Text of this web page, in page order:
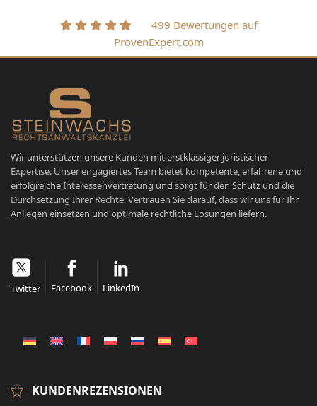
499 Bewertungen auf
ProvenExpert.com
Wir unterstützen unsere Kunden mit erstklassiger juristischer
Expertise. Unser engagiertes Team bietet kompetente, erfahrene und
erfolgreiche Interessenvertretung und sorgt für den Schutz und die
Durchsetzung Ihrer Rechte. Vertrauen Sie darauf, dass wir uns für Ihr
Anliegen einsetzen und optimale rechtliche Lösungen liefern.
Twitter Facebook LinkedIn
KUNDENREZENSIONEN